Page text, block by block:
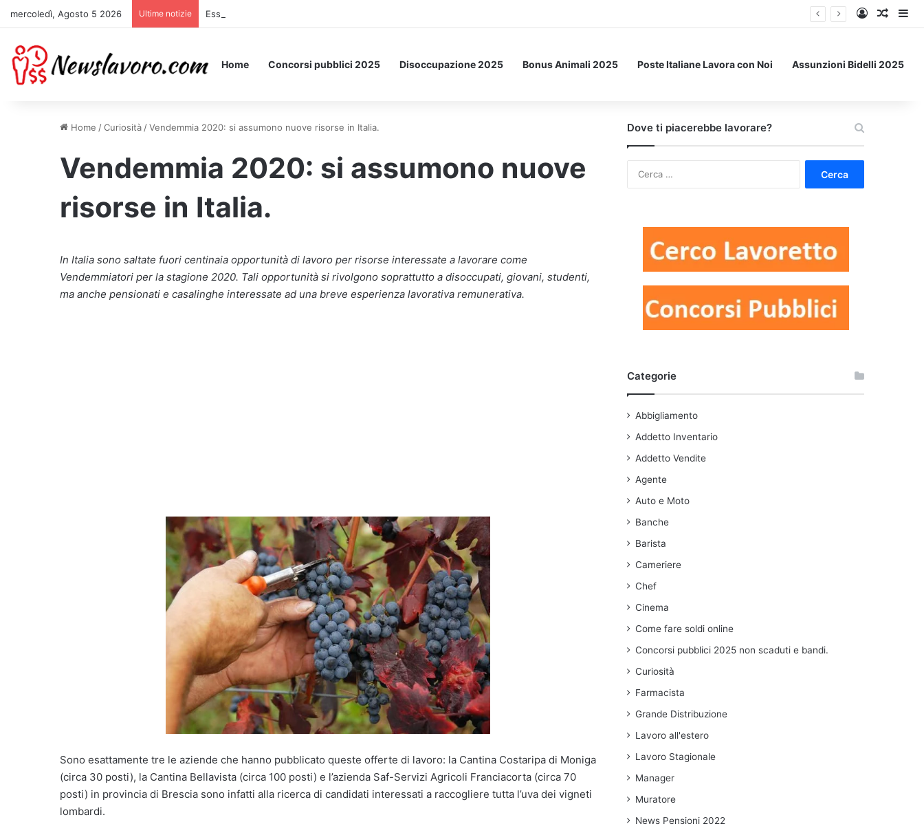
mercoledì, Agosto 5 2026 Ultime notizie Essere Pagati per Stare a Letto: ecco l’esperimento spaziale. Accedi
Un
Home Concorsi pubblici 2025 Disoccupazione 2025 Bonus Animali 2025 Poste Italiane Lavora con Noi Assunzioni Bidelli 2025
Home /Curiosità /Vendemmia 2020: si assumono nuove risorse in Italia.
Vendemmia 2020: si assumono nuove
risorse in Italia.
In Italia sono saltate fuori centinaia opportunità di lavoro per risorse interessate a lavorare come
Vendemmiatori per la stagione 2020. Tali opportunità si rivolgono soprattutto a disoccupati, giovani, studenti,
ma anche pensionati e casalinghe interessate ad una breve esperienza lavorativa remunerativa.
Sono esattamente tre le aziende che hanno pubblicato queste offerte di lavoro: la Cantina Costaripa di Moniga
(circa 30 posti), la Cantina Bellavista (circa 100 posti) e l’azienda Saf-Servizi Agricoli Franciacorta (circa 70
posti) in provincia di Brescia sono infatti alla ricerca di candidati interessati a raccogliere tutta l’uva dei vigneti
lombardi.
Dove ti piacerebbe lavorare?
Categorie
Abbigliamento
Addetto Inventario
Addetto Vendite
Agente
Auto e Moto
Banche
Barista
Cameriere
Chef
Cinema
Come fare soldi online
Concorsi pubblici 2025 non scaduti e bandi.
Curiosità
Farmacista
Grande Distribuzione
Lavoro all'estero
Lavoro Stagionale
Manager
Muratore
News Pensioni 2022